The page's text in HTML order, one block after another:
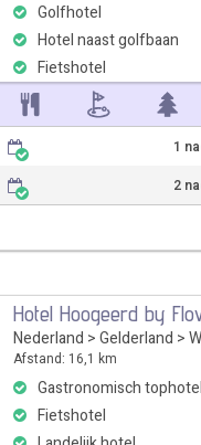
Golfhotel
Hotel naast golfbaan
Fietshotel
1
2
Hotel Hoogeerd by
Nederland > Gelderland >
Afstand: 16,1 km
Gastronomisch tophotel
Fietshotel